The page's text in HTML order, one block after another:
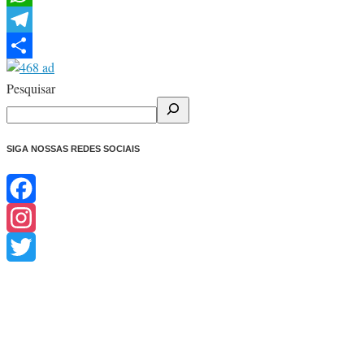
WhatsApp
Telegram
Share
Pesquisar
SIGA NOSSAS REDES SOCIAIS
Facebook
Instagram